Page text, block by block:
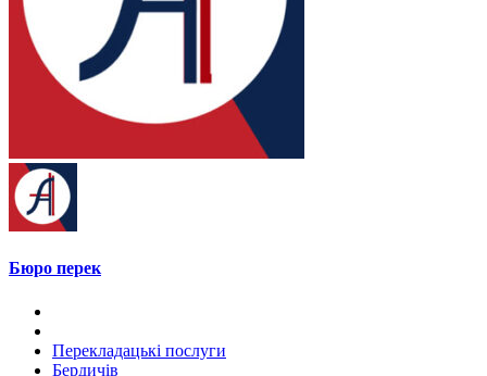
Бюро перек
Перекладацькі послуги
Бердичів